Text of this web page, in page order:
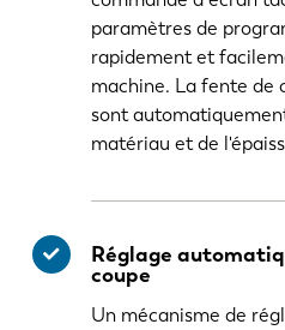
paramètres de
rapidement et
machine. La fente de
sont
matériau et de
Réglage
coupe
Un mécanisme de